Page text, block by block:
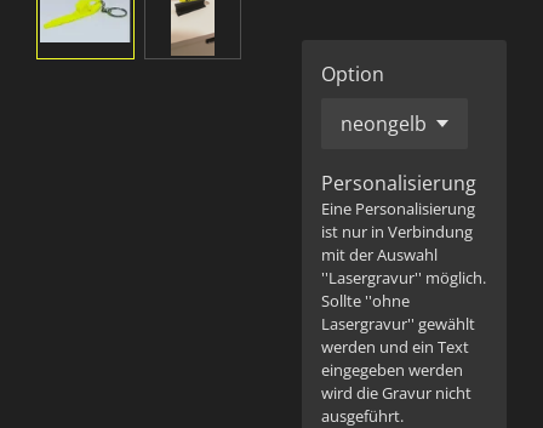
Option
Personalisierung
Eine Personalisierung
ist nur in Verbindung
mit der Auswahl
''Lasergravur'' möglich.
Sollte ''ohne
Lasergravur'' gewählt
werden und ein Text
eingegeben werden
wird die Gravur nicht
ausgeführt.